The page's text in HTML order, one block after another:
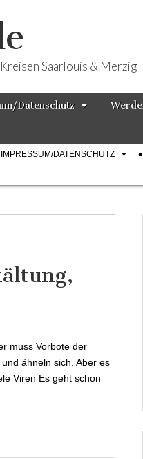
Saarlouis & Merzig
Datenschutz
IMPRESSUM/DATENSCHUTZ
muss Vorbote der
ähneln sich. Aber es
Viren Es geht schon